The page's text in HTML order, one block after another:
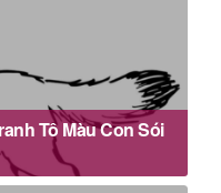
Tô Màu Con Sói